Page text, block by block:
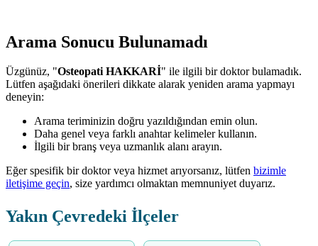
Arama Sonucu Bulunamadı
Üzgünüz, "Osteopati HAKKARİ" ile ilgili bir doktor bulamadık.
Lütfen aşağıdaki önerileri dikkate alarak yeniden arama yapmayı
deneyin:
Arama teriminizin doğru yazıldığından emin olun.
Daha genel veya farklı anahtar kelimeler kullanın.
İlgili bir branş veya uzmanlık alanı arayın.
Eğer spesifik bir doktor veya hizmet arıyorsanız, lütfen bizimle
iletişime geçin, size yardımcı olmaktan memnuniyet duyarız.
Yakın Çevredeki İlçeler